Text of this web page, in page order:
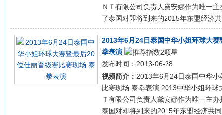
ＮＴ有限公司负责人黛安娜作为唯一
了泰国对即将到来的2015年东盟经济
2013年6月24日泰国中华小姐环球大
拳表演
发布时间：2013-06-28
视频简介： 2013年6月24日泰国中华
比赛现场 泰拳表演 2013中华小姐环
Ｔ有限公司负责人黛安娜作为唯一主
泰国对即将到来的2015年东盟经济共